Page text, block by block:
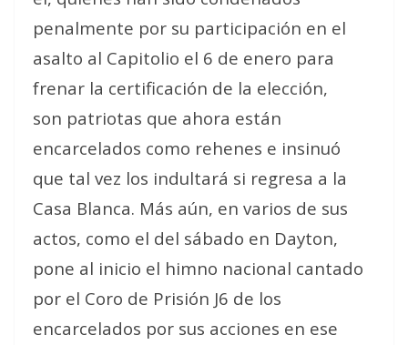
penalmente por su participación en el
asalto al Capitolio el 6 de enero para
frenar la certificación de la elección,
son patriotas que ahora están
encarcelados como rehenes e insinuó
que tal vez los indultará si regresa a la
Casa Blanca. Más aún, en varios de sus
actos, como el del sábado en Dayton,
pone al inicio el himno nacional cantado
por el Coro de Prisión J6 de los
encarcelados por sus acciones en ese